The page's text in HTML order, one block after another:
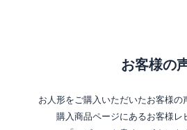
お客様の
お人形をご購入いただいたお客様の
購入商品ページにあるお客様レ